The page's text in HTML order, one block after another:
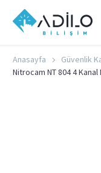
Anasayfa Güvenlik
Nitrocam NT 804 4 Kanal